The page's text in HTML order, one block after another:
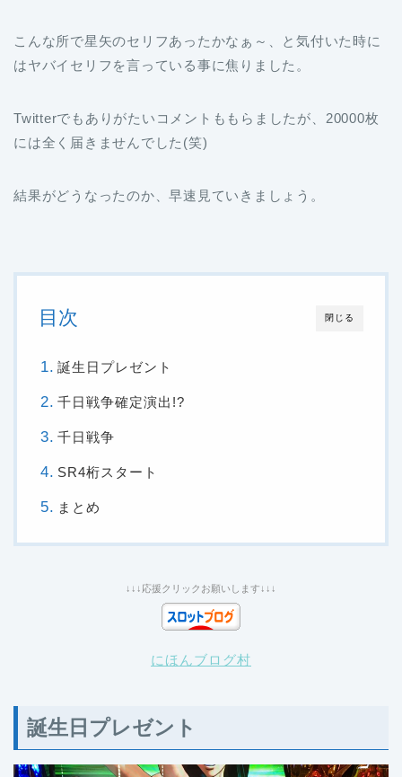
こんな所で星矢のセリフあったかなぁ～、と気付いた時に
はヤバイセリフを言っている事に焦りました。
Twitterでもありがたいコメントももらましたが、20000枚
には全く届きませんでした(笑)
結果がどうなったのか、早速見ていきましょう。
閉じる
目次
誕生日プレゼント
千日戦争確定演出!?
千日戦争
SR4桁スタート
まとめ
↓↓↓応援クリックお願いします↓↓↓
にほんブログ村
誕生日プレゼント